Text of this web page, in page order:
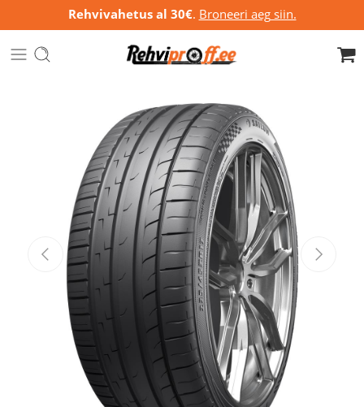
Rehvivahetus al 30€. Broneeri aeg siin.